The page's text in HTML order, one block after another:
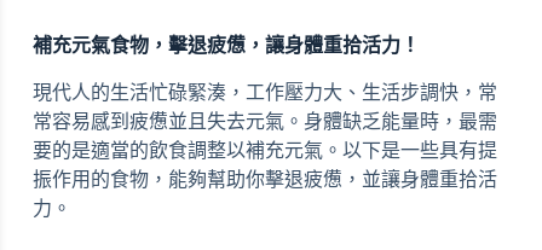
補充元氣食物，擊退疲憊，讓身體重拾活力！
現代人的生活忙碌緊湊，工作壓力大、生活步調快，常
常容易感到疲憊並且失去元氣。身體缺乏能量時，最需
要的是適當的飲食調整以補充元氣。以下是一些具有提
振作用的食物，能夠幫助你擊退疲憊，並讓身體重拾活
力。